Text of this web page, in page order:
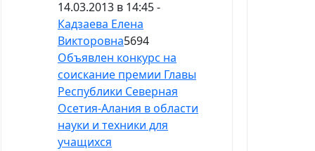
14.03.2013 в 14:45 -
Кадзаева Елена
Викторовна5694
Объявлен конкурс на
соискание премии Главы
Республики Северная
Осетия-Алания в области
науки и техники для
учащихся